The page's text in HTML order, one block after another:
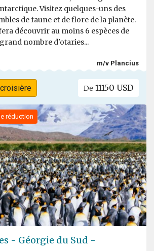
Visitez quelques-uns des
de faune et de flore de la planète.
découvrir au moins 6 espèces de
nombre d'otaries...
m/v Plancius
De 11150 USD
réduction
- Géorgie du Sud -